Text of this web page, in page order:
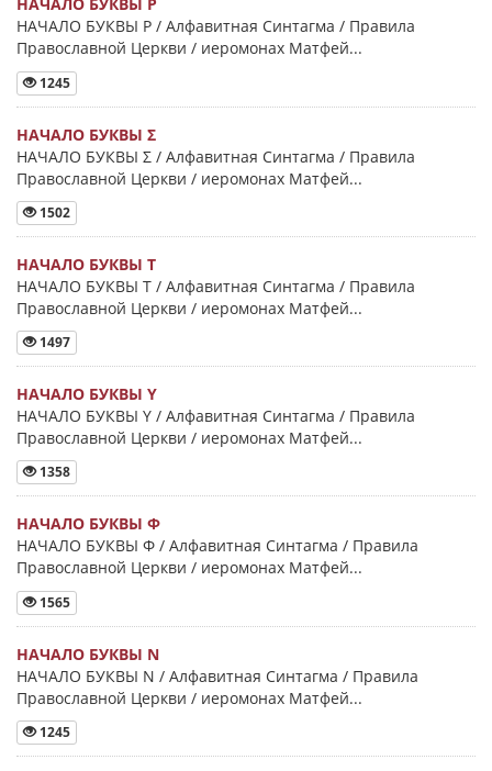
НАЧАЛО БУКВЫ Ρ / Алфавитная Синтагма / Правила
Православной Церкви / иеромонах Матфей...
1245
НАЧАЛО БУКВЫ Σ
НАЧАЛО БУКВЫ Σ / Алфавитная Синтагма / Правила
Православной Церкви / иеромонах Матфей...
1502
НАЧАЛО БУКВЫ Τ
НАЧАЛО БУКВЫ Τ / Алфавитная Синтагма / Правила
Православной Церкви / иеромонах Матфей...
1497
НАЧАЛО БУКВЫ Y
НАЧАЛО БУКВЫ Y / Алфавитная Синтагма / Правила
Православной Церкви / иеромонах Матфей...
1358
НАЧАЛО БУКВЫ Φ
НАЧАЛО БУКВЫ Φ / Алфавитная Синтагма / Правила
Православной Церкви / иеромонах Матфей...
1565
НАЧАЛО БУКВЫ Ν
НАЧАЛО БУКВЫ Ν / Алфавитная Синтагма / Правила
Православной Церкви / иеромонах Матфей...
1245